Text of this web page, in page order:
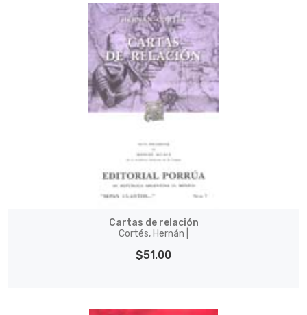
Cartas de relación
Cortés, Hernán |
$51.00